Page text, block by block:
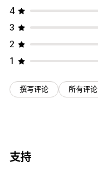
4
3
2
1
撰写评论 所有评论
支持